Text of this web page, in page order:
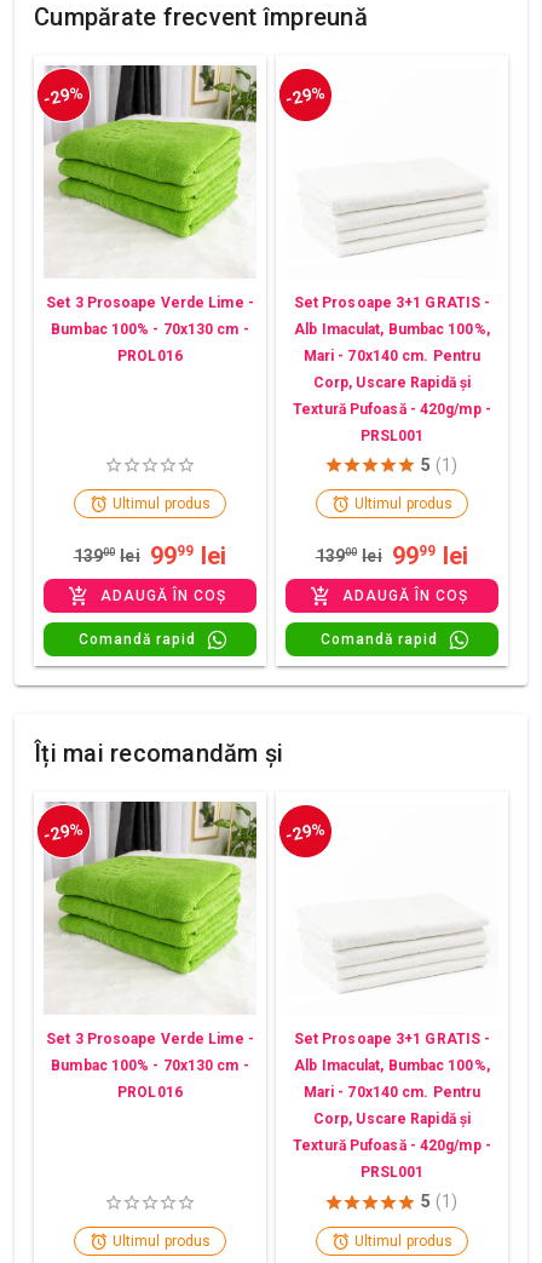
Cumpărate frecvent împreună
-29%
Set 3 Prosoape Verde Lime -
Bumbac 100% - 70x130 cm -
PROL016
Ultimul produs
13900 lei 9999 lei
ADAUGĂ ÎN COȘ
Comandă rapid
-29%
Set Prosoape 3+1 GRATIS -
Alb Imaculat, Bumbac 100%,
Mari - 70x140 cm. Pentru
Corp, Uscare Rapidă și
Textură Pufoasă - 420g/mp -
PRSL001
5 (1)
Ultimul produs
13900 lei 9999 lei
ADAUGĂ ÎN COȘ
Comandă rapid
Îți mai recomandăm și
-29%
Set 3 Prosoape Verde Lime -
Bumbac 100% - 70x130 cm -
PROL016
Ultimul produs
-29%
Set Prosoape 3+1 GRATIS -
Alb Imaculat, Bumbac 100%,
Mari - 70x140 cm. Pentru
Corp, Uscare Rapidă și
Textură Pufoasă - 420g/mp -
PRSL001
5 (1)
Ultimul produs